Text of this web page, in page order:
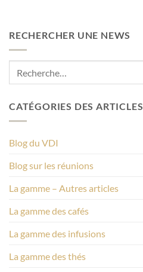
RECHERCHER UNE NEWS
CATÉGORIES DES ARTICLES
Blog du VDI
Blog sur les réunions
La gamme – Autres articles
La gamme des cafés
La gamme des infusions
La gamme des thés